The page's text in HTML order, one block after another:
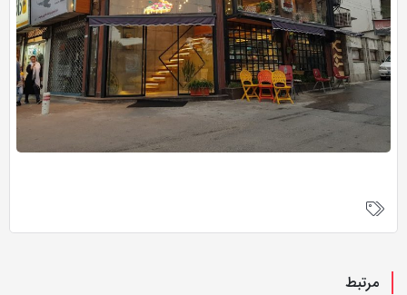
مرتبط